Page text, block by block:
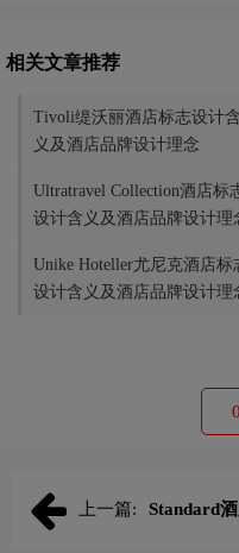
相关文章推荐
Tivoli缇沃丽酒店标志设计含
义及酒店品牌设计理念
Ultratravel Collection酒店标
设计含义及酒店品牌设计理
Unike Hoteller尤尼克酒店标
设计含义及酒店品牌设计理
0
上一篇:
Standard